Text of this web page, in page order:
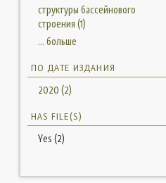
структуры бассейнового
строения (1)
... больше
ПО ДАТЕ ИЗДАНИЯ
2020 (2)
HAS FILE(S)
Yes (2)